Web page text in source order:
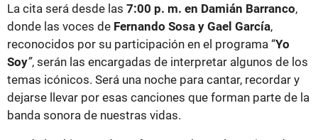
La cita será desde las 7:00 p. m. en Damián Barranco,
donde las voces de Fernando Sosa y Gael García,
reconocidos por su participación en el programa “Yo
Soy”, serán las encargadas de interpretar algunos de los
temas icónicos. Será una noche para cantar, recordar y
dejarse llevar por esas canciones que forman parte de la
banda sonora de nuestras vidas.